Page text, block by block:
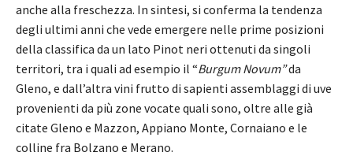
anche alla freschezza. In sintesi, si conferma la tendenza
degli ultimi anni che vede emergere nelle prime posizioni
della classifica da un lato Pinot neri ottenuti da singoli
territori, tra i quali ad esempio il “Burgum Novum”da
Gleno, e dall’altra vini frutto di sapienti assemblaggi di uve
provenienti da più zone vocate quali sono, oltre alle già
citate Gleno e Mazzon, Appiano Monte, Cornaiano e le
colline fra Bolzano e Merano.